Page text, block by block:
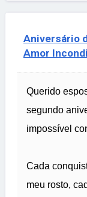
Aniversário
Amor
Querido
segundo
impossível
Cada
meu rosto,